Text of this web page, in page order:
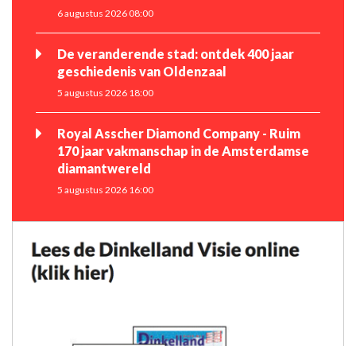
6 augustus 2026 08:00
De veranderende stad: ontdek 400 jaar
geschiedenis van Oldenzaal
5 augustus 2026 18:00
Royal Asscher Diamond Company - Ruim
170 jaar vakmanschap in de Amsterdamse
diamantwereld
5 augustus 2026 16:00